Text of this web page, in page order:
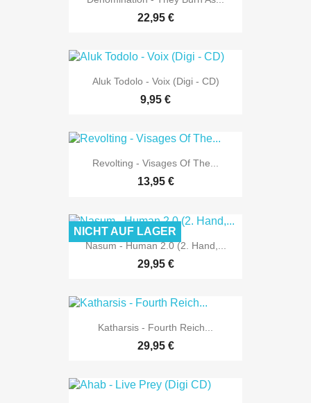
22,95 €
Aluk Todolo - Voix (Digi - CD)
9,95 €
Revolting - Visages Of The...
13,95 €
Nasum - Human 2.0 (2. Hand,...
29,95 €
NICHT AUF LAGER
Katharsis - Fourth Reich...
29,95 €